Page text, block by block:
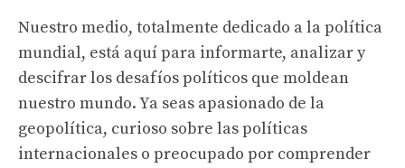
Nuestro medio, totalmente dedicado a la política
mundial, está aquí para informarte, analizar y
descifrar los desafíos políticos que moldean
nuestro mundo. Ya seas apasionado de la
geopolítica, curioso sobre las políticas
internacionales o preocupado por comprender